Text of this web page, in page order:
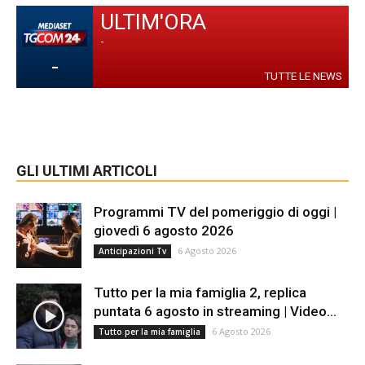
-
ULTIM'ORA
-
TUTTE LE NEWS
GLI ULTIMI ARTICOLI
Programmi TV del pomeriggio di oggi |
giovedì 6 agosto 2026
Anticipazioni Tv 6 Agosto 2026
Tutto per la mia famiglia 2, replica
puntata 6 agosto in streaming | Video...
Tutto per la mia famiglia 6 Agosto 2026